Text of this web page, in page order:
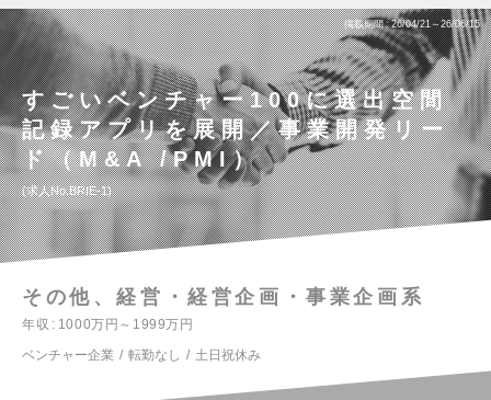
掲載期間 26/04/21～26/06/15
すごいベンチャー100に選出空間
記録アプリを展開／事業開発リー
ド（M&A /PMI）
求人No.BRIE-1
その他、経営・経営企画・事業企画系
年収
1000万円～1999万円
ベンチャー企業
転勤なし 土日祝休み